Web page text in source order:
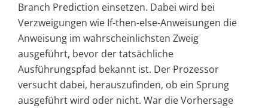
Branch Prediction einsetzen. Dabei wird bei
Verzweigungen wie If-then-else-Anweisungen die
Anweisung im wahrscheinlichsten Zweig
ausgeführt, bevor der tatsächliche
Ausführungspfad bekannt ist. Der Prozessor
versucht dabei, herauszufinden, ob ein Sprung
ausgeführt wird oder nicht. War die Vorhersage